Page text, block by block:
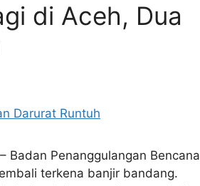
di Aceh, Dua
Badan Penanggulangan Bencana
terkena banjir bandang.